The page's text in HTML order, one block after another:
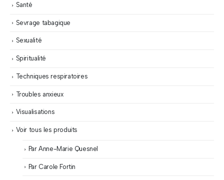
Santé
Sevrage tabagique
Sexualité
Spiritualité
Techniques respiratoires
Troubles anxieux
Visualisations
Voir tous les produits
Par Anne-Marie Quesnel
Par Carole Fortin